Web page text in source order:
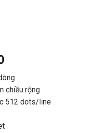
chiều rộng
512 dots/line